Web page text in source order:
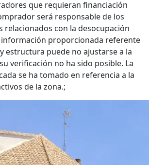
que requieran financiación
será responsable de los
relacionados con la desocupación
información proporcionada referente
estructura puede no ajustarse a la
verificación no ha sido posible. La
se ha tomado en referencia a la
de la zona.;